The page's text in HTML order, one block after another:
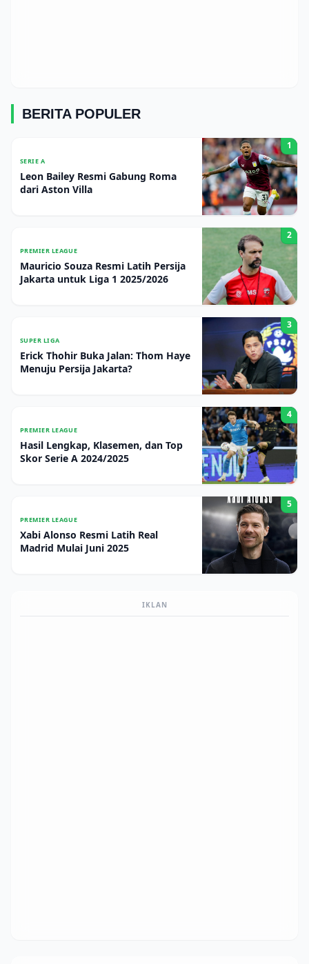
BERITA POPULER
SERIE A
Leon Bailey Resmi Gabung Roma
dari Aston Villa
1
PREMIER LEAGUE
Mauricio Souza Resmi Latih Persija
Jakarta untuk Liga 1 2025/2026
2
SUPER LIGA
Erick Thohir Buka Jalan: Thom Haye
Menuju Persija Jakarta?
3
PREMIER LEAGUE
Hasil Lengkap, Klasemen, dan Top
Skor Serie A 2024/2025
4
PREMIER LEAGUE
Xabi Alonso Resmi Latih Real
Madrid Mulai Juni 2025
5
IKLAN